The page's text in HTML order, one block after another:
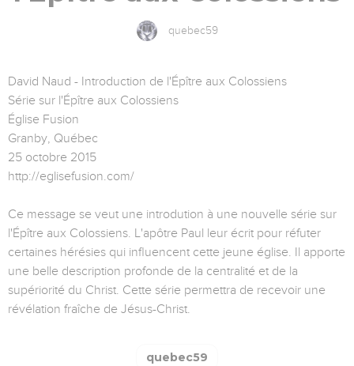
quebec59
David Naud - Introduction de l'Épître aux Colossiens
Série sur l'Épître aux Colossiens
Église Fusion
Granby, Québec
25 octobre 2015
http://eglisefusion.com/
Ce message se veut une introdution à une nouvelle série sur
l'Épître aux Colossiens. L'apôtre Paul leur écrit pour réfuter
certaines hérésies qui influencent cette jeune église. Il apporte
une belle description profonde de la centralité et de la
supériorité du Christ. Cette série permettra de recevoir une
révélation fraîche de Jésus-Christ.
quebec59